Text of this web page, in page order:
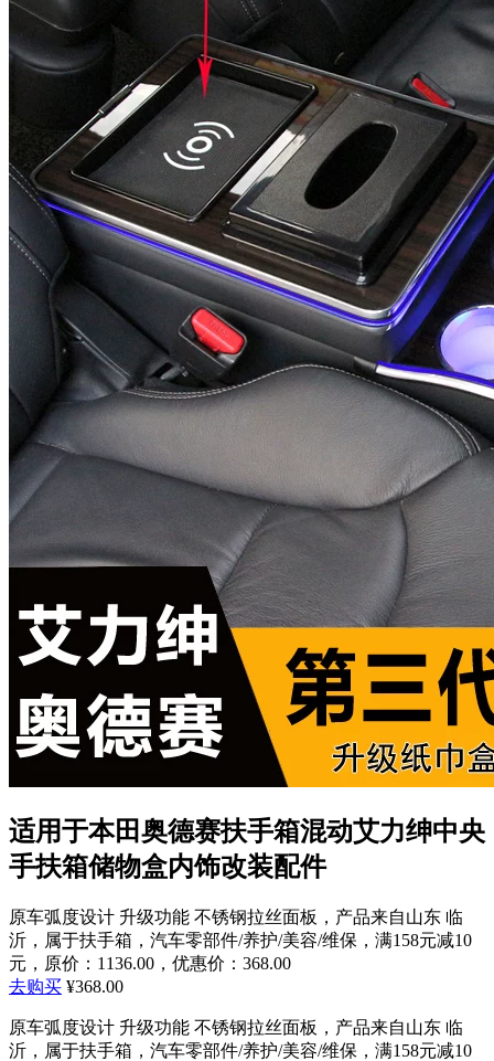
适用于本田奥德赛扶手箱混动艾力绅中央
手扶箱储物盒内饰改装配件
原车弧度设计 升级功能 不锈钢拉丝面板，产品来自山东 临
沂，属于扶手箱，汽车零部件/养护/美容/维保，满158元减10
元，原价：1136.00，优惠价：368.00
去购买 ¥368.00
原车弧度设计 升级功能 不锈钢拉丝面板，产品来自山东 临
沂，属于扶手箱，汽车零部件/养护/美容/维保，满158元减10